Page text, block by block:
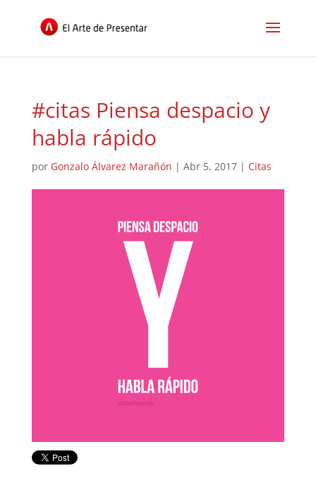
#citas Piensa despacio y
habla rápido
por Gonzalo Álvarez Marañón | Abr 5, 2017| Citas